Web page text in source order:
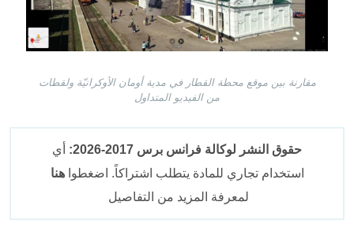
مقارنة بين موقع محطة القطار في مدية أومان الأوكرانيّة ولقطات
من الفيديو المتداول
حقوق النشر لوكالة فرانس برس 2017-2026:
أي
استخدام تجاري للمادة يتطلب اشتراكاً. اضغطواهنا
لمعرفة المزيد من التفاصيل